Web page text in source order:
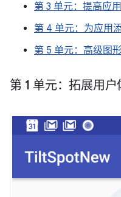
第 3 单元：提高应
第 4 单元：为应用
第 5 单元：高级图
第 1 单元：拓展用户